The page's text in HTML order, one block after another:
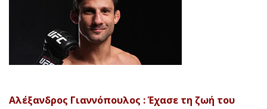
Αλέξανδρος Γιαννόπουλος : Έχασε τη ζωή του